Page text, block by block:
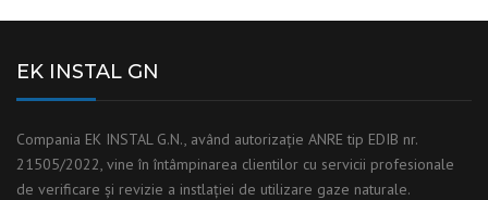
EK INSTAL GN
Compania EK INSTAL G.N., având autorizaţie ANRE tip EDIB nr.
21505/2022, vine în întâmpinarea clientilor cu servicii profesionale
de verificare și revizie a instlaţiei de utilizare gaze naturale.